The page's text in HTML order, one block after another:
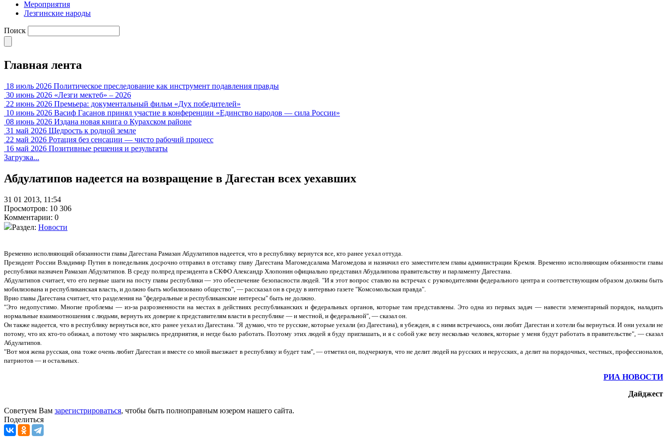
Мероприятия
Лезгинские народы
Поиск
Главная лента
18 июль 2026 Политическое преследование как инструмент подавления правды
30 июнь 2026 «Лезги мектеб» – 2026
22 июнь 2026 Премьера: документальный фильм «Дух победителей»
10 июнь 2026 Васиф Гасанов принял участие в конференции «Единство народов — сила России»
08 июнь 2026 Издана новая книга о Курахском районе
31 май 2026 Щедрость к родной земле
22 май 2026 Ротация без сенсации — чисто рабочий процесс
16 май 2026 Позитивные решения и результаты
Загрузка...
Абдулатипов надеется на возвращение в Дагестан всех уехавших
31 01 2013, 11:54
Просмотров: 10 306
Комментарии: 0
Раздел: Новости
Временно исполняющий обязанности главы Дагестана Рамазан Абдулатипов надеется, что в республику вернутся все, кто ранее уехал оттуда.
Президент России Владимир Путин в понедельник досрочно отправил в отставку главу Дагестана Магомедсалама Магомедова и назначил его заместителем главы администрации Кремля. Временно исполняющим обязанности главы
республики назначен Рамазан Абдулатипов. В среду полпред президента в СКФО Александр Хлопонин официально представил Абудалипова правительству и парламенту Дагестана.
Абдулатипов считает, что его первые шаги на посту главы республики — это обеспечение безопасности людей. "И я этот вопрос ставлю на встречах с руководителями федерального центра и соответствующим образом должны быть
мобилизована и республиканская власть, и должно быть мобилизовано общество", — рассказал он в среду в интервью газете "Комсомольская правда".
Врио главы Дагестана считает, что разделения на "федеральные и республиканские интересы" быть не должно.
"Это недопустимо. Многие проблемы — из-за разрозненности на местах в действиях республиканских и федеральных органов, которые там представлены. Это одна из первых задач — навести элементарный порядок, наладить
нормальные взаимоотношения с людьми, вернуть их доверие к представителям власти в республике — и местной, и федеральной", — сказал он.
Он также надеется, что в республику вернуться все, кто ранее уехал из Дагестана. "Я думаю, что те русские, которые уехали (из Дагестана), я убежден, я с ними встречаюсь, они любят Дагестан и хотели бы вернуться. И они уехали не
потому, что их кто-то обижал, а потому что закрылись предприятия, и негде было работать. Поэтому этих людей я буду приглашать, и я с собой уже везу несколько человек, которые у меня будут работать в правительстве", — сказал
Абдулатипов.
"Вот моя жена русская, она тоже очень любит Дагестан и вместе со мной выезжает в республику и будет там", — отметил он, подчеркнув, что не делит людей на русских и нерусских, а делит на порядочных, честных, профессионалов,
патриотов — и остальных.
РИА НОВОСТИ
Дайджест
Советуем Вам зарегистрироваться, чтобы быть полноправным юзером нашего сайта.
Поделиться